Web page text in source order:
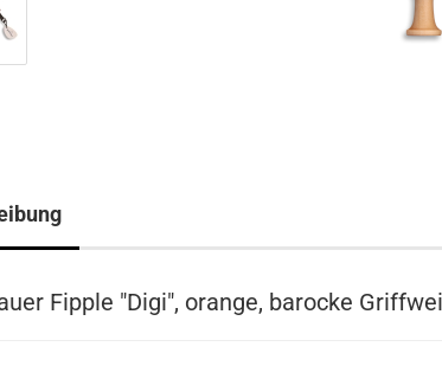
Fipple "Digi", orange, barocke